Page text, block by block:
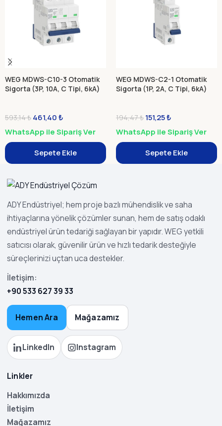
WEG MDWS-C10-3 Otomatik
Sigorta (3P, 10A, C Tipi, 6kA)
593,14₺ 461,40₺
WhatsApp ile Sipariş Ver
Sepete Ekle
WEG MDWS-C2-1 Otomatik
Sigorta (1P, 2A, C Tipi, 6kA)
194,47₺ 151,25₺
WhatsApp ile Sipariş Ver
Sepete Ekle
ADY Endüstriyel; hem proje bazlı mühendislik ve saha
ihtiyaçlarına yönelik çözümler sunan, hem de satış odaklı
endüstriyel ürün tedariği sağlayan bir yapıdır. WEG yetkili
satıcısı olarak, güvenilir ürün ve hızlı tedarik desteğiyle
süreçlerinizi uçtan uca destekler.
İletişim:
+90 533 627 39 33
Hemen Ara Mağazamız
LinkedIn Instagram
Linkler
Hakkımızda
İletişim
Mağazamız